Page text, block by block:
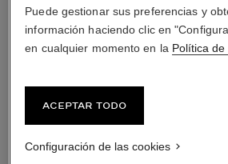
Puede gestionar sus preferencias y
información haciendo clic en
en cualquier momento en la Política de
Aceptar todo
Configuración de las cookies